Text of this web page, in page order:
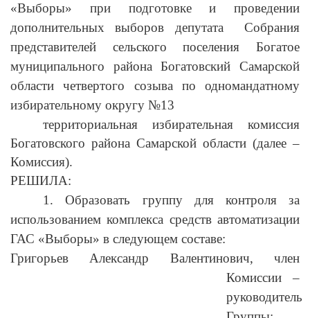
«Выборы» при подготовке и проведении
дополнительных выборов депутата Собрания
представителей сельского поселения Богатое
муниципального района Богатовский Самарской
области четвертого созыва по одномандатному
избирательному округу №13
территориальная избирательная комиссия
Богатовского района Самарской области (далее –
Комиссия).
РЕШИЛА:
1. Образовать группу для контроля за
использованием комплекса средств автоматизации
ГАС «Выборы» в следующем составе:
Григорьев Александр Валентинович, член
Комиссии –
руководитель